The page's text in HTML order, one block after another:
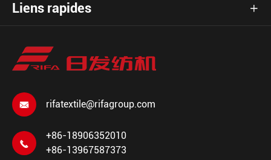
Liens rapides 
 rifatextile@rifagroup.com

+86-18906352010
+86-13967587373